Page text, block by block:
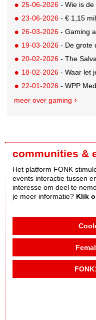
25-06-2026 - Wie is de Gen Z
23-06-2026 - € 1,15 miljard
26-03-2026 - Gaming agency
19-03-2026 - De grote
20-02-2026 - The Salvation Army
18-02-2026 - Waar let je op
22-01-2026 - WPP Media en
meer over gaming
communities &
Het platform FONK
events interactie tussen
interesse om deel te
je meer informatie? Klik